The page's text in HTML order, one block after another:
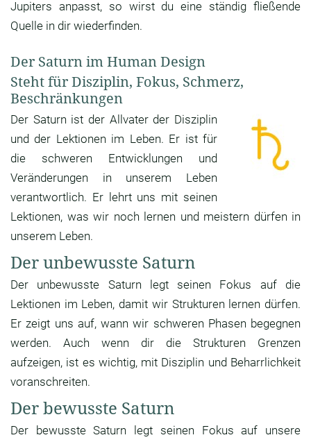
Jupiters anpasst, so wirst du eine ständig fließende
Quelle in dir wiederfinden.
Der Saturn im Human Design
Steht für Disziplin, Fokus, Schmerz,
Beschränkungen
Der Saturn ist der Allvater der Disziplin
und der Lektionen im Leben. Er ist für
die schweren Entwicklungen und
Veränderungen in unserem Leben
verantwortlich. Er lehrt uns mit seinen
Lektionen, was wir noch lernen und meistern dürfen in
unserem Leben.
Der unbewusste Saturn
Der unbewusste Saturn legt seinen Fokus auf die
Lektionen im Leben, damit wir Strukturen lernen dürfen.
Er zeigt uns auf, wann wir schweren Phasen begegnen
werden. Auch wenn dir die Strukturen Grenzen
aufzeigen, ist es wichtig, mit Disziplin und Beharrlichkeit
voranschreiten.
Der bewusste Saturn
Der bewusste Saturn legt seinen Fokus auf unsere